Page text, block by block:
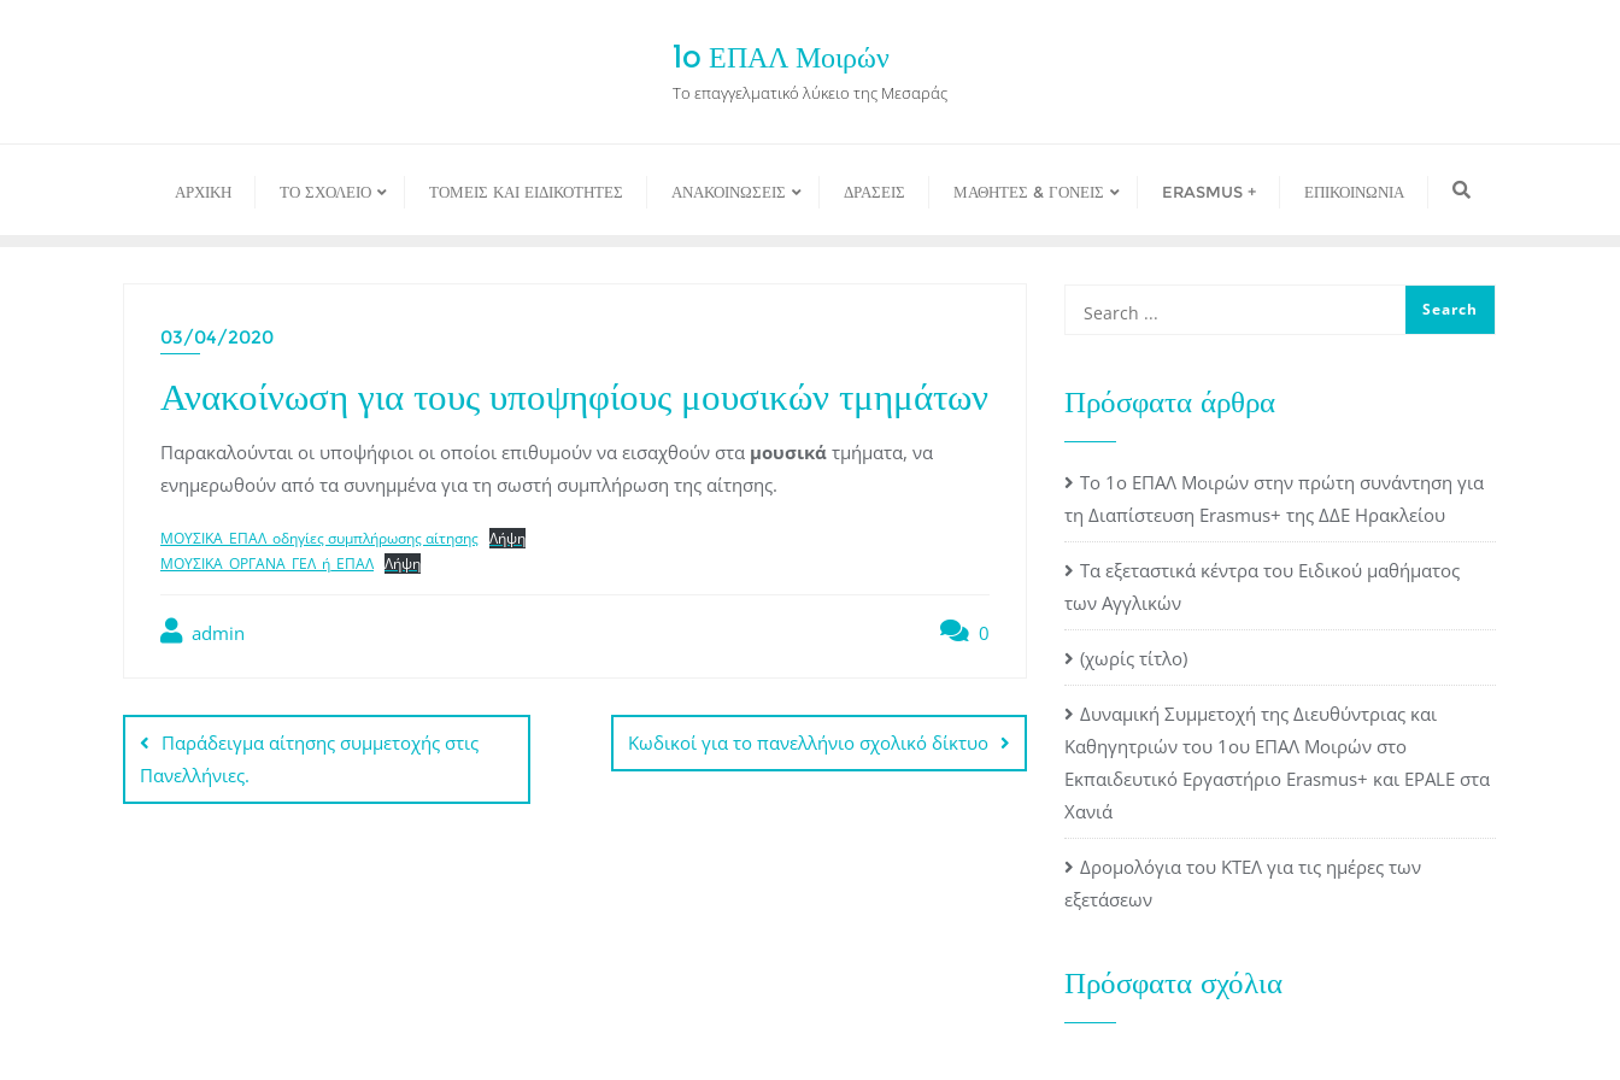
1o ΕΠΑΛ Μοιρών
Το επαγγελματικό λύκειο της Μεσαράς
ΑΡΧΙΚΉ ΤΟ ΣΧΟΛΕΙΟ ΤΟΜΕΙΣ ΚΑΙ ΕΙΔΙΚΟΤΗΤΕΣ ΑΝΑΚΟΙΝΩΣΕΙΣ ΔΡΑΣΕΙΣ ΜΑΘΗΤΕΣ & ΓΟΝΕΙΣ ERASMUS + ΕΠΙΚΟΙΝΩΝΙΑ
03/04/2020
Ανακοίνωση για τους υποψηφίους μουσικών τμημάτων
Παρακαλούνται οι υποψήφιοι οι οποίοι επιθυμούν να εισαχθούν στα μουσικά τμήματα, να
ενημερωθούν από τα συνημμένα για τη σωστή συμπλήρωση της αίτησης.
ΜΟΥΣΙΚΑ_ΕΠΑΛ_οδηγίες συμπλήρωσης αίτησης Λήψη
ΜΟΥΣΙΚΑ_ΟΡΓΑΝΑ_ΓΕΛ_ή_ΕΠΑΛ Λήψη
admin 0
Πλοήγηση
άρθρων
Παράδειγμα αίτησης συμμετοχής στις
Πανελλήνιες.
Κωδικοί για το πανελλήνιο σχολικό δίκτυο
Πρόσφατα άρθρα
Το 1ο ΕΠΑΛ Μοιρών στην πρώτη συνάντηση για
τη Διαπίστευση Erasmus+ της ΔΔΕ Ηρακλείου
Τα εξεταστικά κέντρα του Ειδικού μαθήματος
των Αγγλικών
(χωρίς τίτλο)
Δυναμική Συμμετοχή της Διευθύντριας και
Καθηγητριών του 1ου ΕΠΑΛ Μοιρών στο
Εκπαιδευτικό Εργαστήριο Erasmus+ και EPALE στα
Χανιά
Δρομολόγια του ΚΤΕΛ για τις ημέρες των
εξετάσεων
Πρόσφατα σχόλια